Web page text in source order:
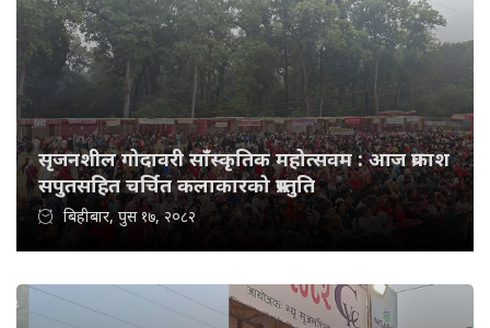
सृजनशील गोदावरी साँस्कृतिक महोत्सवम : आज प्रकाश
सपुतसहित चर्चित कलाकारको प्रस्तुति
बिहीबार, पुस १७, २०८२